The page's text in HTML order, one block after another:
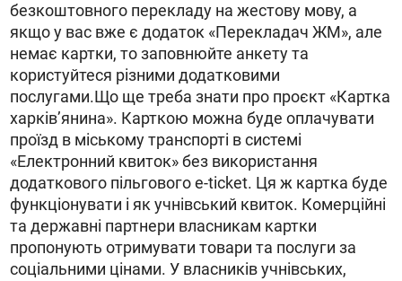
безкоштовного перекладу на жестову мову, а
якщо у вас вже є додаток «Перекладач ЖМ», але
немає картки, то заповнюйте анкету та
користуйтеся різними додатковими
послугами.Що ще треба знати про проєкт «Картка
харків’янина». Карткою можна буде оплачувати
проїзд в міському транспорті в системі
«Електронний квиток» без використання
додаткового пільгового e-ticket. Ця ж картка буде
функціонувати і як учнівський квиток. Комерційні
та державні партнери власникам картки
пропонують отримувати товари та послуги за
соціальними цінами. У власників учнівських,